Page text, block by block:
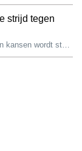
strijd tegen
Het beheer van klimaatgerelateerde risico’s en kansen wordt steeds belangrijker voor HP en onze belanghebbenden, waaronder overheden. In het streven naar ...